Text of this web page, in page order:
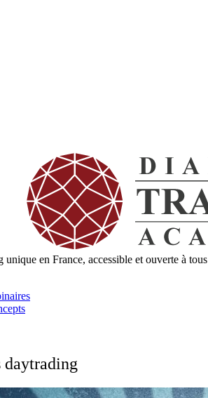
unique en France, accessible et ouverte à tous
daytrading